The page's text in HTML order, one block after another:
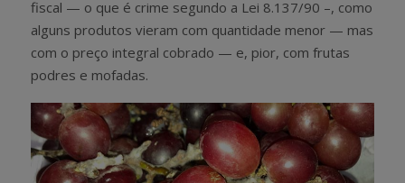
fiscal — o que é crime segundo a Lei 8.137/90 –, como
alguns produtos vieram com quantidade menor — mas
com o preço integral cobrado — e, pior, com frutas
podres e mofadas.